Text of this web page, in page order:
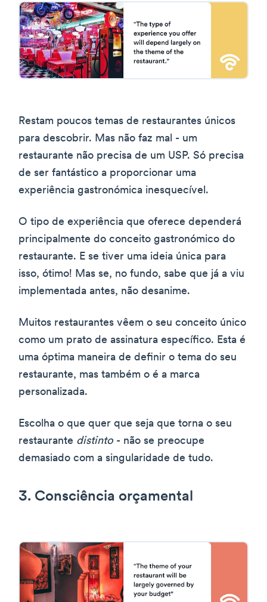
Restam poucos temas de restaurantes únicos
para descobrir. Mas não faz mal - um
restaurante não precisa de um USP. Só precisa
de ser fantástico a proporcionar uma
experiência gastronómica inesquecível.
O tipo de experiência que oferece dependerá
principalmente do conceito gastronómico do
restaurante. E se tiver uma ideia única para
isso, ótimo! Mas se, no fundo, sabe que já a viu
implementada antes, não desanime.
Muitos restaurantes vêem o seu conceito único
como um prato de assinatura específico. Esta é
uma óptima maneira de definir o tema do seu
restaurante, mas também o é a marca
personalizada.
Escolha o que quer que seja que torna o seu
restaurante distinto- não se preocupe
demasiado com a singularidade de tudo.
3. Consciência orçamental